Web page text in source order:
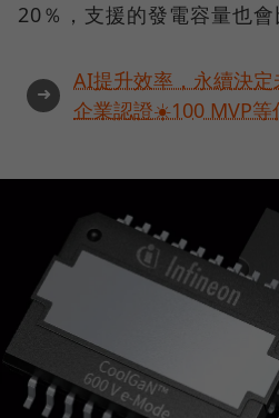
20％，支援的發電容量也會
➜
AI提升效率，永續決
企業認證☀️100 MVP等